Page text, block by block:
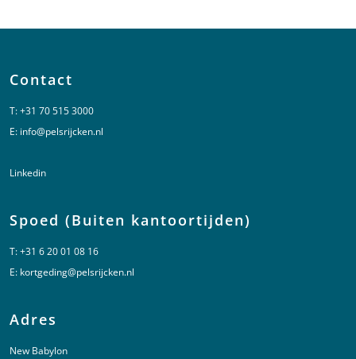
Contact
T:+31 70 515 3000
E: info@pelsrijcken.nl
Linkedin
Spoed (Buiten kantoortijden)
T:+31 6 20 01 08 16
E: kortgeding@pelsrijcken.nl
Adres
New Babylon